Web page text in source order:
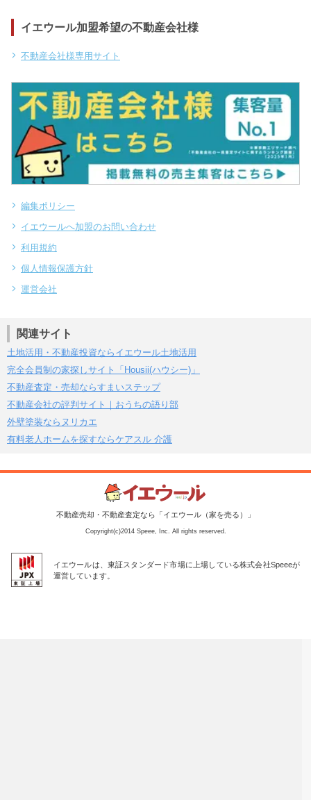
イエウール加盟希望の不動産会社様
不動産会社様専用サイト
編集ポリシー
イエウールへ加盟のお問い合わせ
利用規約
個人情報保護方針
運営会社
関連サイト
土地活用・不動産投資ならイエウール土地活用
完全会員制の家探しサイト「Housii(ハウシー)」
不動産査定・売却ならすまいステップ
不動産会社の評判サイト｜おうちの語り部
外壁塗装ならヌリカエ
有料老人ホームを探すならケアスル 介護
不動産売却・不動産査定なら「イエウール（家を売る）」
Copyright(c)2014 Speee, Inc. All rights reserved.
イエウールは、東証スタンダード市場に上場している株式会社Speeeが
運営しています。